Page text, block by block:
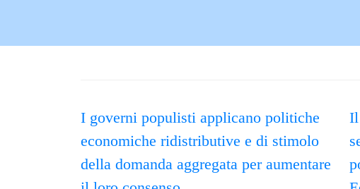
I governi populisti applicano politiche
economiche ridistributive e di stimolo
della domanda aggregata per aumentare
Il